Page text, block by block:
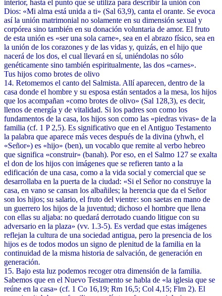
interior, hasta el punto que se utiliza para describir la unión con
Dios: «Mi alma está unida a ti» (Sal 63,9), canta el orante. Se evoca
así la unión matrimonial no solamente en su dimensión sexual y
corpórea sino también en su donación voluntaria de amor. El fruto
de esta unión es «ser una sola carne», sea en el abrazo físico, sea en
la unión de los corazones y de las vidas y, quizás, en el hijo que
nacerá de los dos, el cual llevará en sí, uniéndolas no sólo
genéticamente sino también espiritualmente, las dos «carnes».
Tus hijos como brotes de olivo
14. Retomemos el canto del Salmista. Allí aparecen, dentro de la
casa donde el hombre y su esposa están sentados a la mesa, los hijos
que los acompañan «como brotes de olivo» (Sal 128,3), es decir,
llenos de energía y de vitalidad. Si los padres son como los
fundamentos de la casa, los hijos son como las «piedras vivas» de la
familia (cf. 1 P 2,5). Es significativo que en el Antiguo Testamento
la palabra que aparece más veces después de la divina (yhwh, el
«Señor») es «hijo» (ben), un vocablo que remite al verbo hebreo
que significa «construir» (banah). Por eso, en el Salmo 127 se exalta
el don de los hijos con imágenes que se refieren tanto a la
edificación de una casa, como a la vida social y comercial que se
desarrollaba en la puerta de la ciudad: «Si el Señor no construye la
casa, en vano se cansan los albañiles; la herencia que da el Señor
son los hijos; su salario, el fruto del vientre: son saetas en mano de
un guerrero los hijos de la juventud; dichoso el hombre que llena
con ellas su aljaba: no quedará derrotado cuando litigue con su
adversario en la plaza» (vv. 1.3-5). Es verdad que estas imágenes
reflejan la cultura de una sociedad antigua, pero la presencia de los
hijos es de todos modos un signo de plenitud de la familia en la
continuidad de la misma historia de salvación, de generación en
generación.
15. Bajo esta luz podemos recoger otra dimensión de la familia.
Sabemos que en el Nuevo Testamento se habla de «la iglesia que se
reúne en la casa» (cf. 1 Co 16,19; Rm 16,5; Col 4,15; Flm 2). El